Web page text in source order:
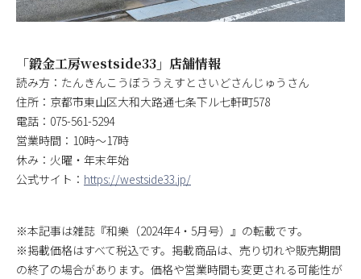
「鍛金工房westside33」店舗情報
読み方：たんきんこうぼううえすとさいどさんじゅうさん
住所：京都市東山区大和大路通七条下ル七軒町578
電話：075-561-5294
営業時間：10時～17時
休み：火曜・年末年始
公式サイト： https://westside33.jp/
※本記事は雑誌『和樂（2024年4・5月号）』の転載です。
※掲載価格はすべて税込です。掲載商品は、売り切れや販売期間
の終了の場合があります。価格や営業時間も変更される可能性が